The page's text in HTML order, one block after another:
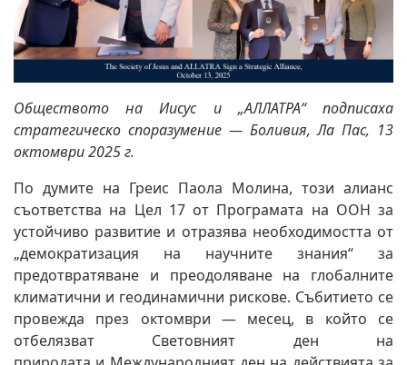
Обществото на Иисус и „АЛЛАТРА“ подписаха
стратегическо споразумение — Боливия, Ла Пас, 13
октомври 2025 г.
По думите на Греис Паола Молина, този алианс
съответства на Цел 17 от Програмата на ООН за
устойчиво развитие и отразява необходимостта от
„демократизация на научните знания“ за
предотвратяване и преодоляване на глобалните
климатични и геодинамични рискове. Събитието се
провежда през октомври — месец, в който се
отбелязват Световният ден на